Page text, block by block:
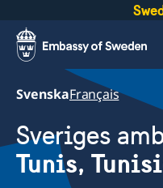
SvenskaFrançais
Sveriges
Tunis,